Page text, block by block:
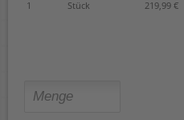
1
Stück 219,99 €